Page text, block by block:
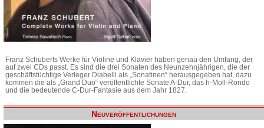
Franz Schuberts Werke für Violine und Klavier haben genau den Umfang, der
auf zwei CDs passt. Es sind die drei Sonaten des Neunzehnjährigen, die der
geschäftstüchtige Verleger Diabelli als „Sonatinen“ herausgegeben hat, dazu
kommen die als „Grand Duo“ veröffentlichte Sonate A-Dur, das h-Moll-Rondo
und die bedeutende C-Dur-Fantasie aus dem Jahr 1827.
Neuveröffentlichungen